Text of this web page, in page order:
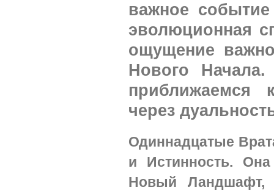
важное
эволюционная
ощущение
Нового
приближаемся
через
Одиннадцатые
и Истинность.
Новый Ландшафт,